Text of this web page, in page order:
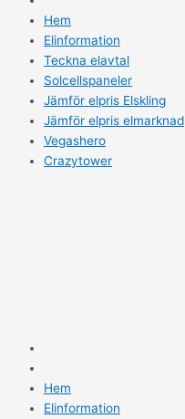
Hem
Elinformation
Teckna elavtal
Solcellspaneler
Jämför elpris Elskling
Jämför elpris elmarknad
Vegashero
Crazytower
Hem
Elinformation